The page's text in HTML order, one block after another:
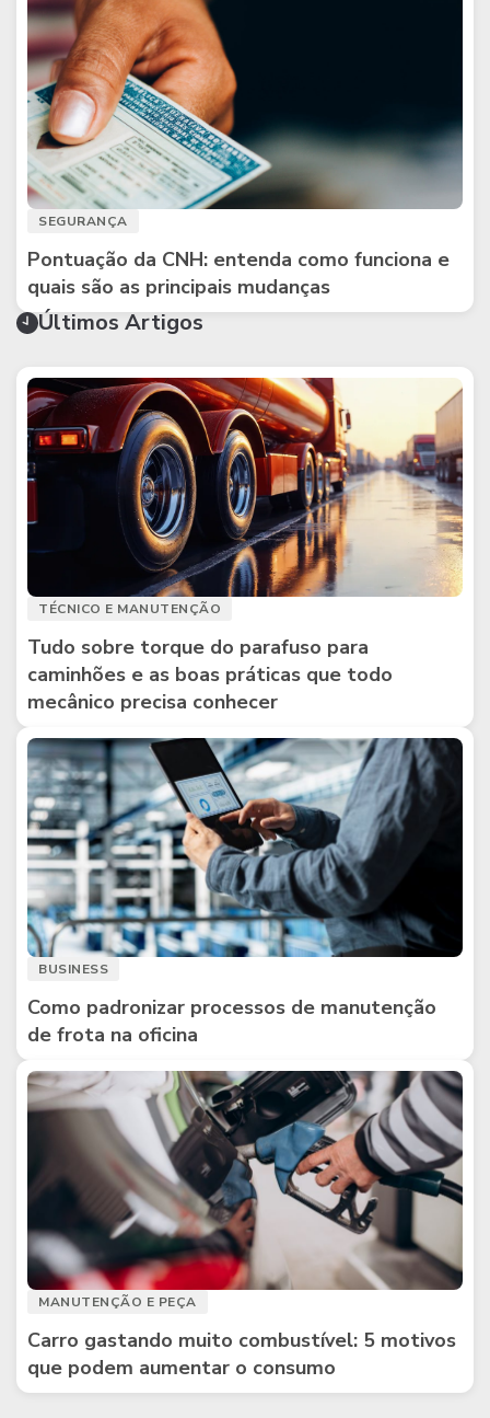
SEGURANÇA
Pontuação da CNH: entenda como funciona e
quais são as principais mudanças
Últimos Artigos
TÉCNICO E MANUTENÇÃO
Tudo sobre torque do parafuso para
caminhões e as boas práticas que todo
mecânico precisa conhecer
BUSINESS
Como padronizar processos de manutenção
de frota na oficina
MANUTENÇÃO E PEÇA
Carro gastando muito combustível: 5 motivos
que podem aumentar o consumo